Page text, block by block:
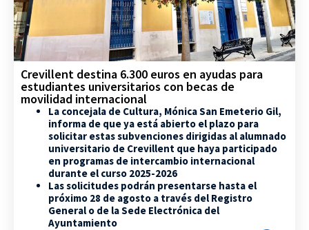
Crevillent destina 6.300 euros en ayudas para
estudiantes universitarios con becas de
movilidad internacional
La concejala de Cultura, Mónica San Emeterio Gil,
informa de que ya está abierto el plazo para
solicitar estas subvenciones dirigidas al alumnado
universitario de Crevillent que haya participado
en programas de intercambio internacional
durante el curso 2025-2026
Las solicitudes podrán presentarse hasta el
próximo 28 de agosto a través del Registro
General o de la Sede Electrónica del
Ayuntamiento